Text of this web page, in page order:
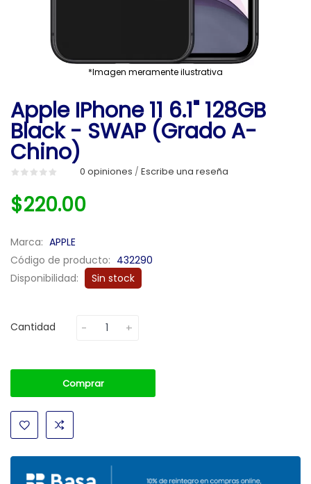
*Imagen meramente ilustrativa
Apple IPhone 11 6.1" 128GB
Black - SWAP (Grado A-
Chino)
0 opiniones / Escribe una reseña
$220.00
Marca: APPLE
Código de producto: 432290
Disponibilidad:
Sin stock
Cantidad
Comprar